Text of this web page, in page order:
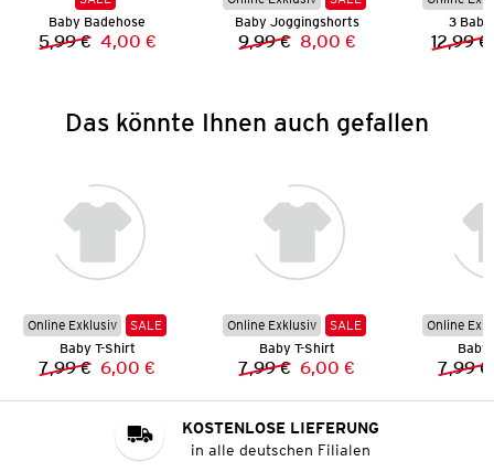
Baby Badehose
Vorheriger Preis:
5,99 € Neuer Preis:
4,00 €
Baby Joggingshorts
Vorheriger Preis:
9,99 € Neuer Preis:
8,00 €
3
12,99 €
Das könnte Ihnen auch gefallen
Online Exklusiv
SALE
Baby T-Shirt
Vorheriger Preis:
7,99 € Neuer Preis:
6,00 €
Online Exklusiv
SALE
Baby T-Shirt
Vorheriger Preis:
7,99 € Neuer Preis:
6,00 €
Online
Baby
7,99 €
KOSTENLOSE LIEFERUNG
in alle deutschen Filialen